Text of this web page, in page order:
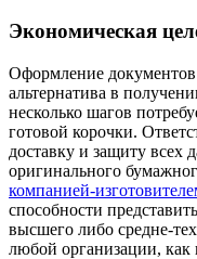
Экономическая
Оформление
альтернатива в
несколько шагов
готовой корочки.
доставку и защиту всех
оригинального
компанией-
способности
высшего либо средне-
любой организации, как